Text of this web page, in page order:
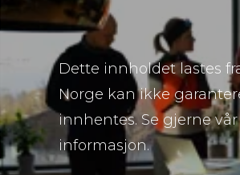
Dette innholdet lastes
Norge kan ikke
innhentes. Se gjerne
informasjon.